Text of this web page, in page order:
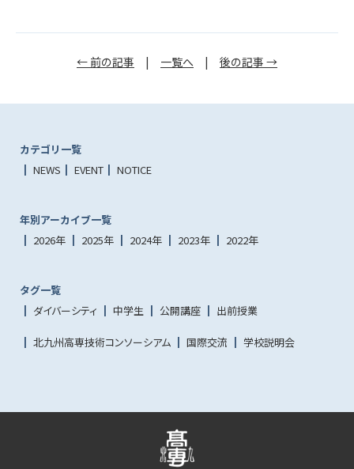
← 前の記事 | 一覧へ | 後の記事 →
カテゴリ一覧
NEWS
EVENT NOTICE
年別アーカイブ一覧
2026年
2025年 2024年 2023年 2022年
タグ一覧
ダイバーシティ
中学生 公開講座 出前授業
北九州高専技術コンソーシアム 国際交流 学校説明会